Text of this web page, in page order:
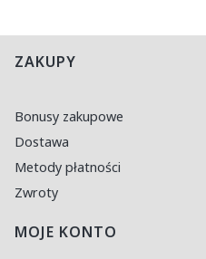
Linki w stopce
ZAKUPY
Bonusy zakupowe
Dostawa
Metody płatności
Zwroty
MOJE KONTO